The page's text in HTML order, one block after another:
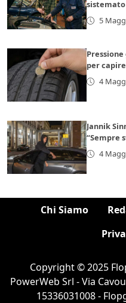
sistemato
5
per
4
Jannik
“Sempre
4
Chi Siamo
Copyright © 2025
PowerWeb Srl - Via
15336031008 -